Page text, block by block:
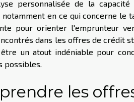
personnalisée de la
notamment en ce qui concerne le
pour orienter l'emprunteur
dans les offres de crédit
un atout indéniable pour
possibles.
les